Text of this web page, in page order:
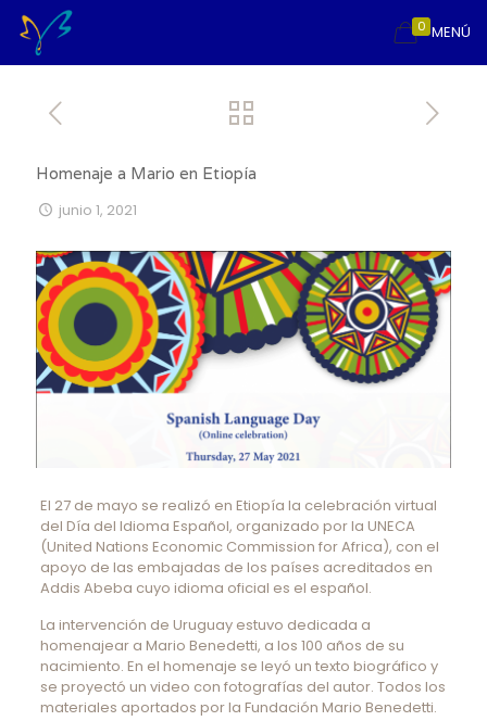
MENÚ
0
Homenaje a Mario en Etiopía
junio 1, 2021
El 27 de mayo se realizó en Etiopía la celebración virtual
del Día del Idioma Español, organizado por la UNECA
(United Nations Economic Commission for Africa), con el
apoyo de las embajadas de los países acreditados en
Addis Abeba cuyo idioma oficial es el español.
La intervención de Uruguay estuvo dedicada a
homenajear a Mario Benedetti, a los 100 años de su
nacimiento. En el homenaje se leyó un texto biográfico y
se proyectó un video con fotografías del autor. Todos los
materiales aportados por la Fundación Mario Benedetti.